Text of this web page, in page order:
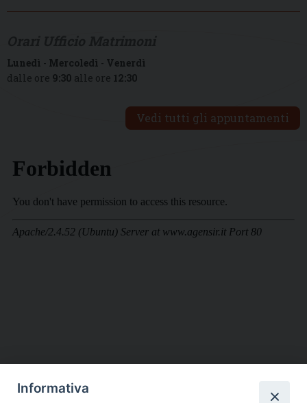
Lunedì - Mercoledì - Venerdì
dalle ore 9:30 alle ore 12:30
Vedi tutti gli appuntamenti
DIOCESI SUBURBICARIA DI ALBANO
Informativa